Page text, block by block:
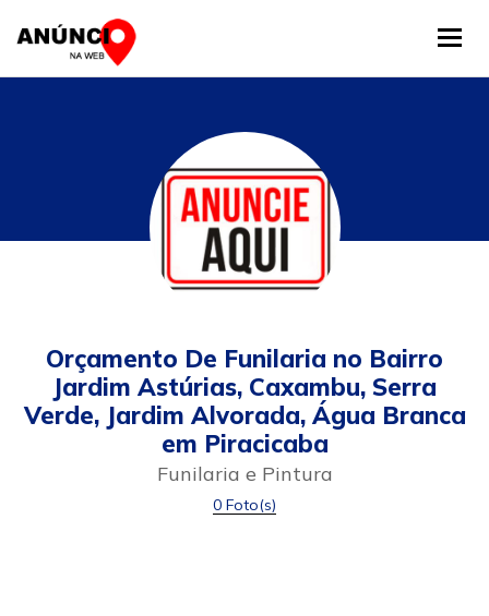
Orçamento De Funilaria no Bairro
Jardim Astúrias, Caxambu, Serra
Verde, Jardim Alvorada, Água Branca
em Piracicaba
Funilaria e Pintura
0 Foto(s)